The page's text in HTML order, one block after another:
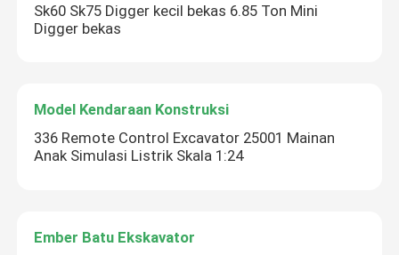
Sk60 Sk75 Digger kecil bekas 6.85 Ton Mini
Digger bekas
Model Kendaraan Konstruksi
336 Remote Control Excavator 25001 Mainan
Anak Simulasi Listrik Skala 1:24
Ember Batu Ekskavator